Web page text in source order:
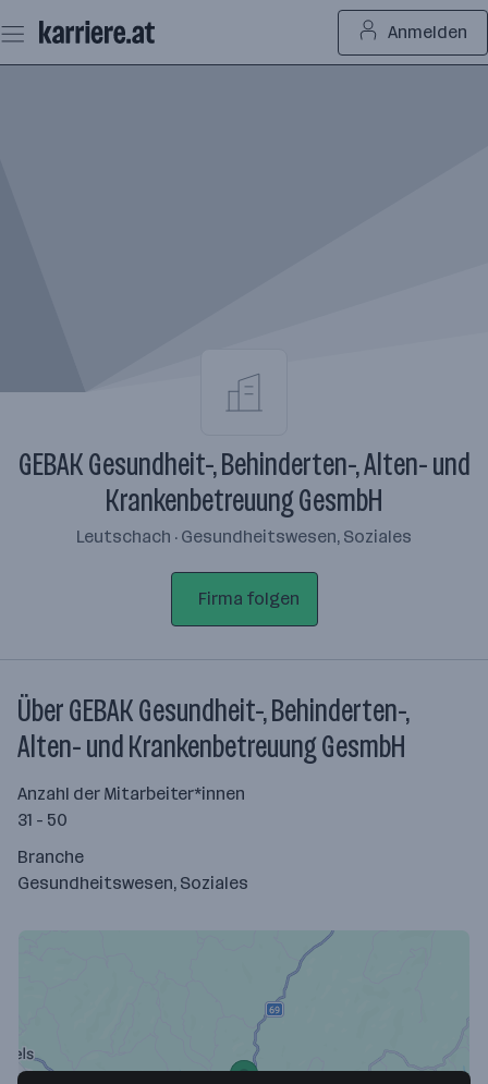
Seiteninhalt
springen
Anmelden
GEBAK Gesundheit-, Behinderten-, Alten- und
Krankenbetreuung GesmbH
Leutschach · Gesundheitswesen, Soziales
Firma folgen
Über GEBAK Gesundheit-, Behinderten-,
Alten- und Krankenbetreuung GesmbH
Anzahl der Mitarbeiter*innen
31 - 50
Branche
Gesundheitswesen, Soziales